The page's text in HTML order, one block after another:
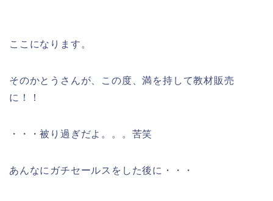
ここになります。
そのかとうさんが、この度、満を持して教材販売
に！！
・・・被り過ぎだよ。。。苦笑
あんなにガチセールスをした後に・・・